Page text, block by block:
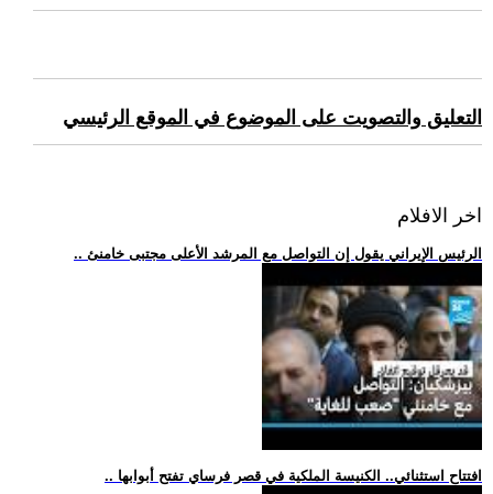
التعليق والتصويت على الموضوع في الموقع الرئيسي
اخر الافلام
.. الرئيس الإيراني يقول إن التواصل مع المرشد الأعلى مجتبى خامنئ
.. افتتاح استثنائي.. الكنيسة الملكية في قصر فرساي تفتح أبوابها